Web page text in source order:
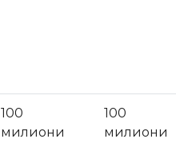
100
милиони
100
милиони